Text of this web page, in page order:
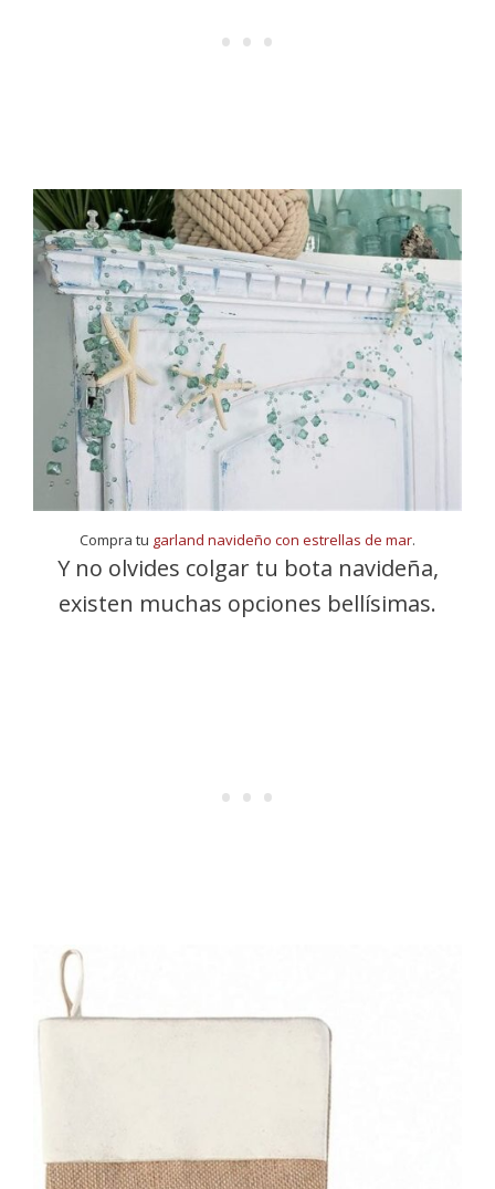
Compra tu garland navideño con estrellas de mar.
Y no olvides colgar tu bota navideña,
existen muchas opciones bellísimas.